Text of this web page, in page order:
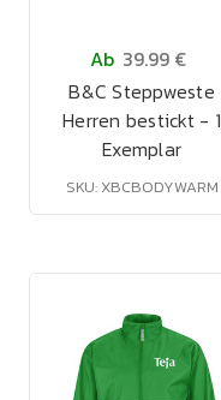
Ab 39.99 €
B&C Steppweste
Herren bestickt - 1
Exemplar
SKU: XBCBODYWARM